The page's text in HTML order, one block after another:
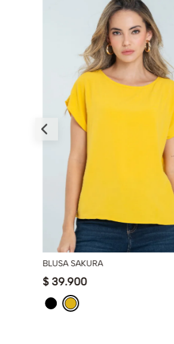
BLUSA SAKURA
$ 39.900